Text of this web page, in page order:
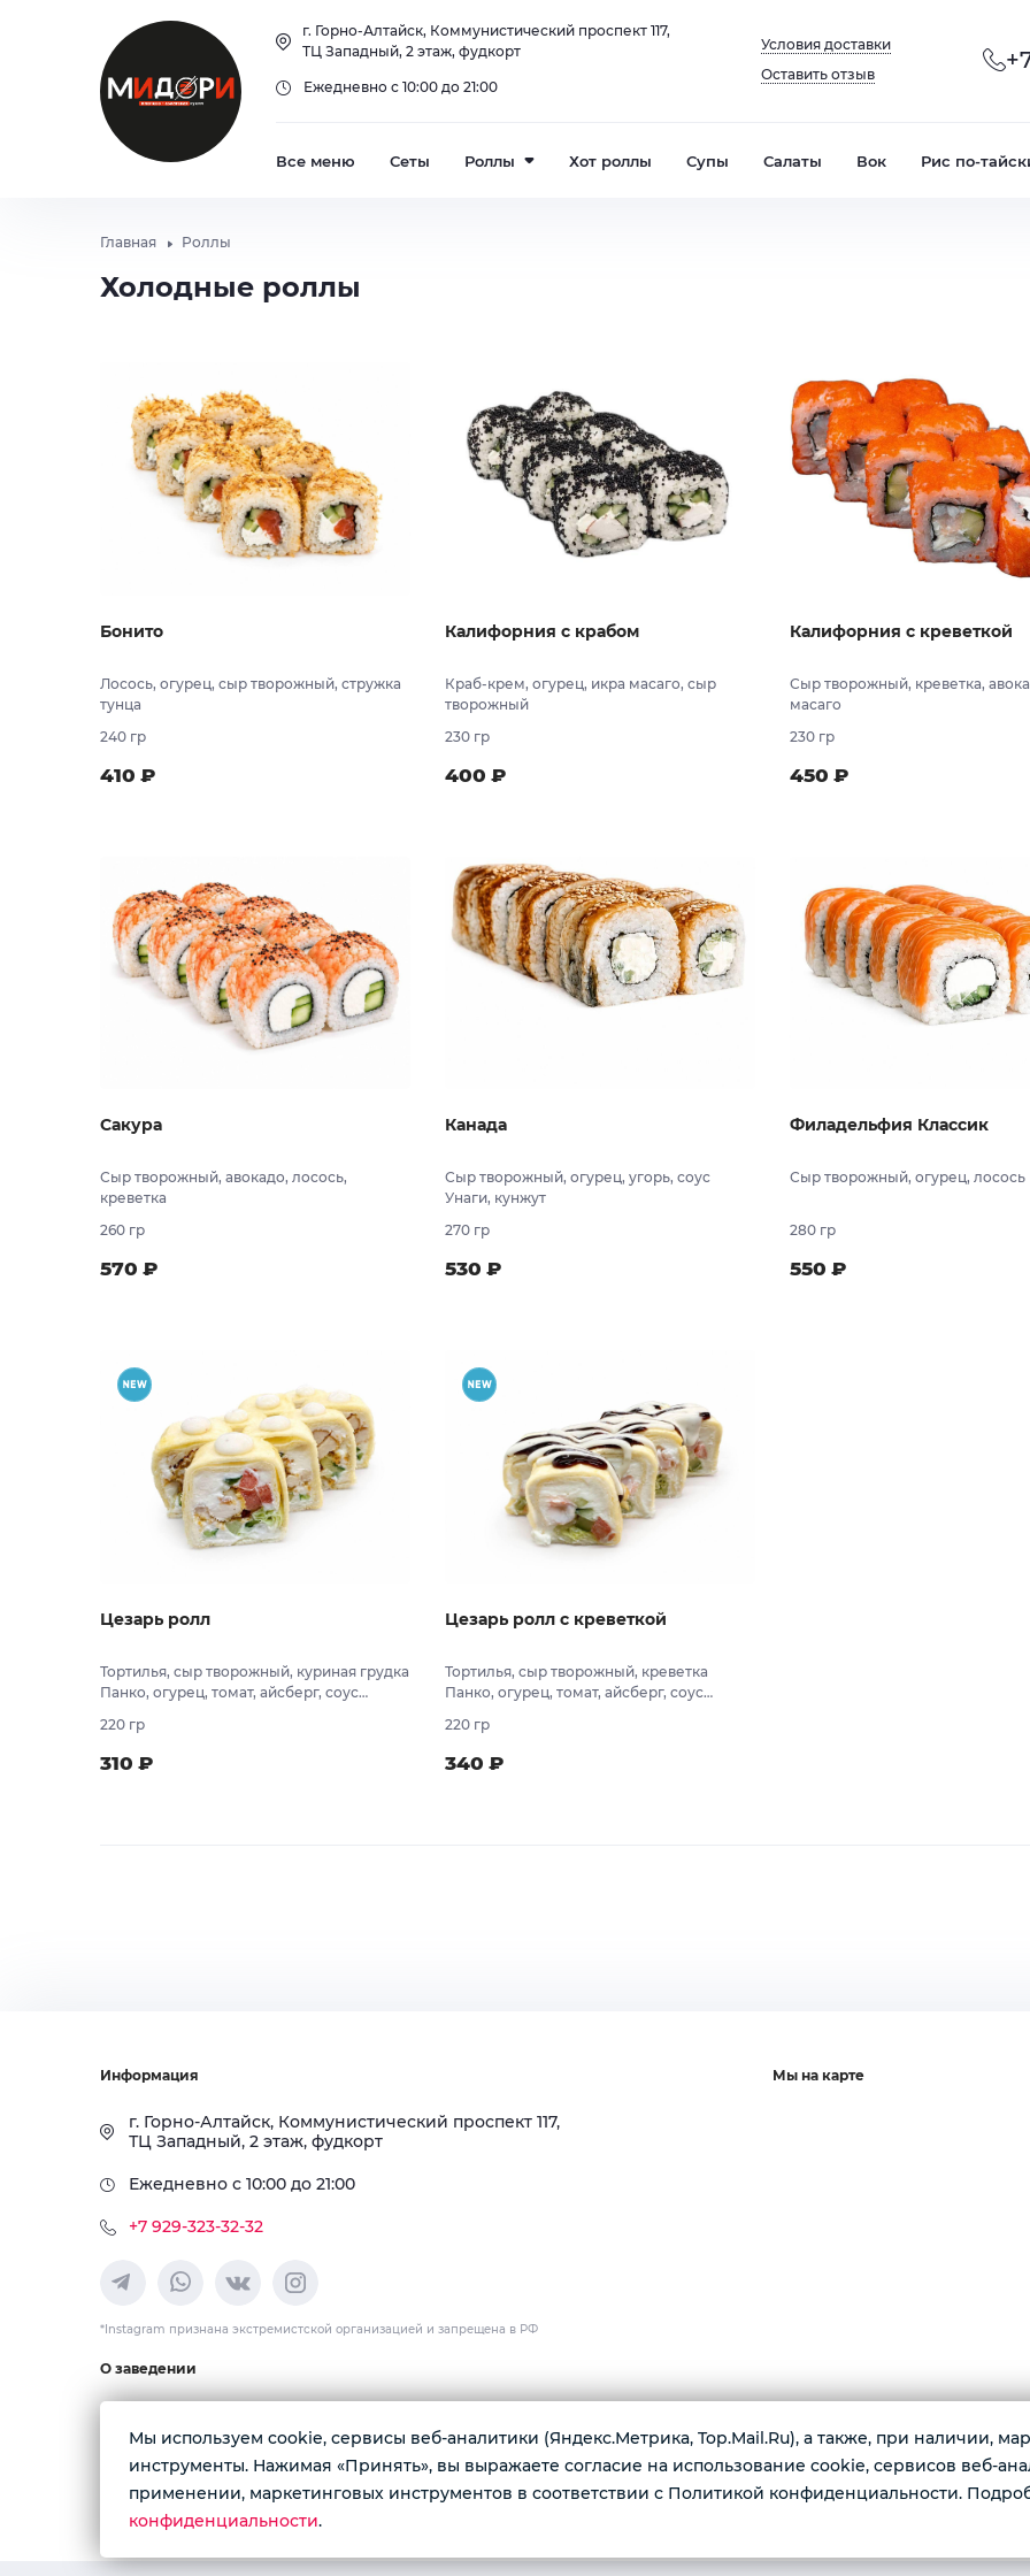
г. Горно-Алтайск, Коммунистический проспект 117,
ТЦ Западный, 2 этаж, фудкорт
Ежедневно с 10:00 до 21:00
Условия доставки
Оставить отзыв
Все меню Сеты Роллы
Роллы
Запеченные роллы
Холодные роллы
Хот роллы Супы Салаты Вок Рис по-
Лимонад
Лимонады
Холодный кофе
Главная Роллы
Холодные роллы
Бонито
Лосось, огурец, сыр творожный, стружка
тунца
240 гр
410 ₽
Калифорния с крабом
Краб-крем, огурец, икра масаго, сыр
творожный
230 гр
400 ₽
Калифорния с креветкой
Сыр творожный, креветка,
масаго
230 гр
450 ₽
Сакура
Сыр творожный, авокадо, лосось,
креветка
260 гр
570 ₽
Канада
Сыр творожный, огурец, угорь, соус
Унаги, кунжут
270 гр
530 ₽
Филадельфия Классик
Сыр творожный, огурец, лосось
280 гр
550 ₽
Цезарь ролл
Тортилья, сыр творожный, куриная грудка
Панко, огурец, томат, айсберг, соус
220 гр
310 ₽
Цезарь ролл с креветкой
Тортилья, сыр творожный, креветка
Панко, огурец, томат, айсберг, соус
220 гр
340 ₽
Информация
г. Горно-Алтайск, Коммунистический проспект 117,
ТЦ Западный, 2 этаж, фудкорт
Ежедневно с 10:00 до 21:00
+7 929-323-32-32
*Instagram признана экстремистской организацией и запрещена в РФ
Мы на карте
О заведении
Доставка Роллы,вок,том-ям,рамен,уфо бургер,бабл ти,кофе.
ИП Головина О. В.
ИНН: 650115720927
ОГРН 324650000000745
Мы используем cookie, сервисы веб-аналитики (Яндекс.Метрика, Top.Mail.Ru), а также, при наличии,
инструменты. Нажимая «Принять», вы выражаете согласие на использование cookie, сервисов веб-
применении, маркетинговых инструментов в соответствии с Политикой конфиденциальности.
конфиденциальности.